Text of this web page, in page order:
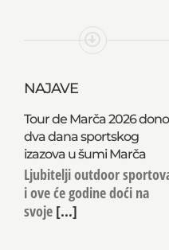
NAJAVE
Tour de Marča 2026
dva dana sportskog
izazova u šumi Marča
Ljubitelji outdoor
i ove će godine doći na
svoje[...]